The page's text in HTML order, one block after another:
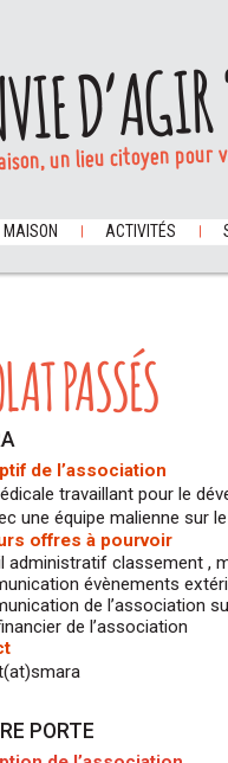
un lieu citoyen
MAISON ACTIVITÉS
PASSÉS
de l’association
travaillant pour le
une équipe malienne sur
offres à pourvoir
administratif classement ,
évènements
de l’association
de l’association
PORTE